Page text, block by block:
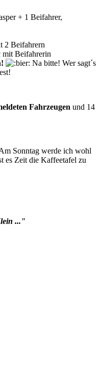
+ 1 Beifahrer,
2 Beifahrern
Beifahrerin
Na bitte! Wer sagt´s
Fahrzeugen und 14
Sonntag werde ich wohl
es Zeit die Kaffeetafel zu
..."